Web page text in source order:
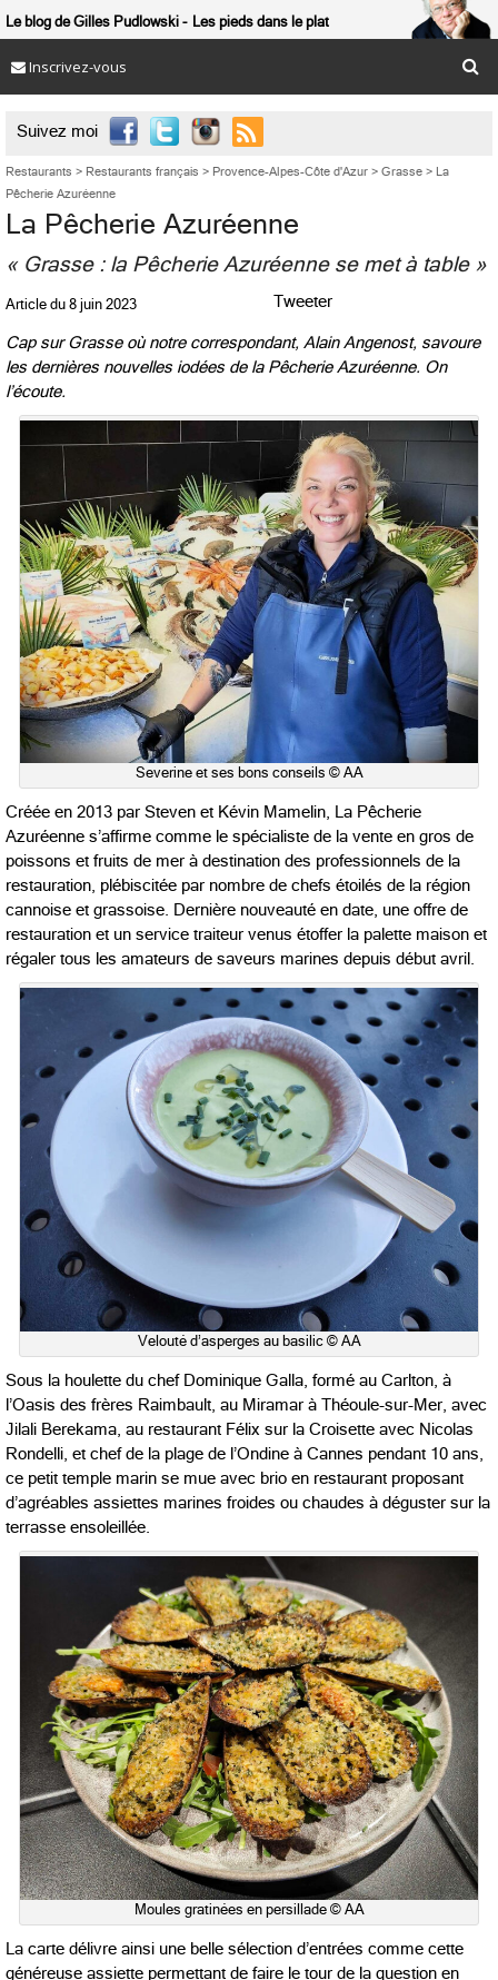
Le blog de Gilles Pudlowski Les pieds dans le plat
Inscrivez-vous
Suivez moi 
Restaurants > Restaurants français > Provence-Alpes-Côte d'Azur > Grasse > La
Pêcherie Azuréenne
La Pêcherie Azuréenne
« Grasse : la Pêcherie Azuréenne se met à table »
Article du 8 juin 2023 Tweeter
Cap sur Grasse où notre correspondant, Alain Angenost, savoure
les dernières nouvelles iodées de la Pêcherie Azuréenne. On
l’écoute.
Severine et ses bons conseils © AA
Créée en 2013 par Steven et Kévin Mamelin, La Pêcherie
Azuréenne s’affirme comme le spécialiste de la vente en gros de
poissons et fruits de mer à destination des professionnels de la
restauration, plébiscitée par nombre de chefs étoilés de la région
cannoise et grassoise. Dernière nouveauté en date, une offre de
restauration et un service traiteur venus étoffer la palette maison et
régaler tous les amateurs de saveurs marines depuis début avril.
Velouté d’asperges au basilic © AA
Sous la houlette du chef Dominique Galla, formé au Carlton, à
l’Oasis des frères Raimbault, au Miramar à Théoule-sur-Mer, avec
Jilali Berekama, au restaurant Félix sur la Croisette avec Nicolas
Rondelli, et chef de la plage de l’Ondine à Cannes pendant 10 ans,
ce petit temple marin se mue avec brio en restaurant proposant
d’agréables assiettes marines froides ou chaudes à déguster sur la
terrasse ensoleillée.
Moules gratinées en persillade © AA
La carte délivre ainsi une belle sélection d’entrées comme cette
généreuse assiette permettant de faire le tour de la question en